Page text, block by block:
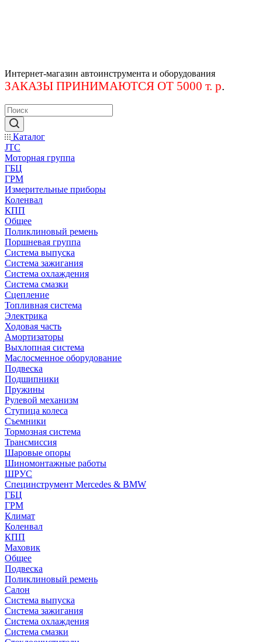
Интернет-магазин автоинструмента и оборудования
ЗАКАЗЫ ПРИНИМАЮТСЯ ОТ 5000 т. р.
Каталог
JTC
Моторная группа
ГБЦ
ГРМ
Измерительные приборы
Коленвал
КПП
Общее
Поликлиновый ремень
Поршневая группа
Система выпуска
Система зажигания
Система охлаждения
Система смазки
Сцепление
Топливная система
Электрика
Ходовая часть
Амортизаторы
Выхлопная система
Маслосменное оборудование
Подвеска
Подшипники
Пружины
Рулевой механизм
Ступица колеса
Съемники
Тормозная система
Трансмиссия
Шаровые опоры
Шиномонтажные работы
ШРУС
Специнструмент Mercedes & BMW
ГБЦ
ГРМ
Климат
Коленвал
КПП
Маховик
Общее
Подвеска
Поликлиновый ремень
Салон
Система выпуска
Система зажигания
Система охлаждения
Система смазки